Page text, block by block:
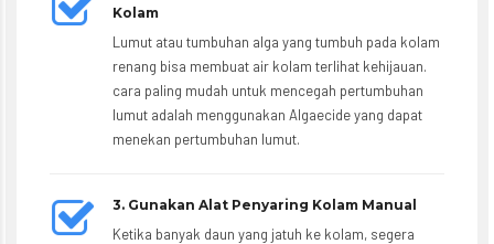
Kolam
Lumut atau tumbuhan alga yang tumbuh pada kolam
renang bisa membuat air kolam terlihat kehijauan.
cara paling mudah untuk mencegah pertumbuhan
lumut adalah menggunakan Algaecide yang dapat
menekan pertumbuhan lumut.
3. Gunakan Alat Penyaring Kolam Manual
Ketika banyak daun yang jatuh ke kolam, segera